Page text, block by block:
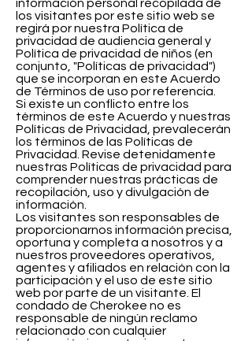
información personal recopilada de
los visitantes por este sitio web se
regirá por nuestra Política de
privacidad de audiencia general y
Política de privacidad de niños (en
conjunto, "Políticas de privacidad")
que se incorporan en este Acuerdo
de Términos de uso por referencia.
Si existe un conflicto entre los
términos de este Acuerdo y nuestras
Políticas de Privacidad, prevalecerán
los términos de las Políticas de
Privacidad. Revise detenidamente
nuestras Políticas de privacidad para
comprender nuestras prácticas de
recopilación, uso y divulgación de
información.
Los visitantes son responsables de
proporcionarnos información precisa,
oportuna y completa a nosotros y a
nuestros proveedores operativos,
agentes y afiliados en relación con la
participación y el uso de este sitio
web por parte de un visitante. El
condado de Cherokee no es
responsable de ningún reclamo
relacionado con cualquier